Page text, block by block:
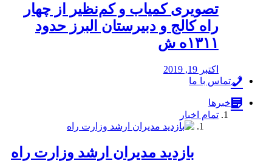
️تصویری کمیاب و کم‌نظیر از چهار
راه كالج و دبيرستان البرز حدود
۱۳۱۱ه ش
اکتبر 19, 2019
تماس با ما
خبرها
تمام اخبار
بازدید مدیران ارشد وزارت راه